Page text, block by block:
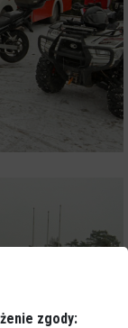
zgody: